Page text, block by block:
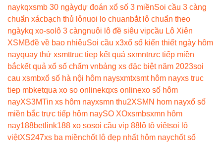
naykqxsmb 30 ngàydự đoán xổ số 3 miềnSoi cầu 3 càng
chuẩn xácbạch thủ lônuoi lo chuanbắt lô chuẩn theo
ngàykq xo-so lô 3 càngnuôi lô đề siêu vipcầu Lô Xiên
XSMBđề về bao nhiêuSoi cầu x3xổ số kiến thiết ngày hôm
nayquay thử xsmttruc tiep kết quả sxmntrực tiếp miền
bắckết quả xổ số chấm vnbảng xs đặc biệt năm 2023soi
cau xsmbxổ số hà nội hôm naysxmtxsmt hôm nayxs truc
tiep mbketqua xo so onlinekqxs onlinexo số hôm
nayXS3MTin xs hôm nayxsmn thu2XSMN hom nayxổ số
miền bắc trực tiếp hôm naySO XOxsmbsxmn hôm
nay188betlink188 xo sosoi cầu vip 88 lô tô việtsoi lô
việtXS247xs ba miềnchốt lô đẹp nhất hôm naychốt số